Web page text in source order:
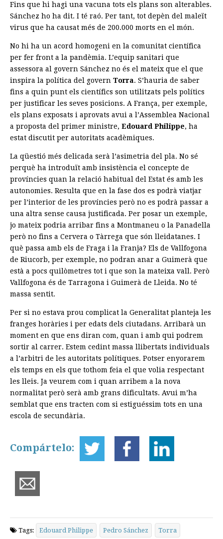
Fins que hi hagi una vacuna tots els plans son alterables.
Sánchez ho ha dit. I té raó. Per tant, tot depèn del maleït
virus que ha causat més de 200.000 morts en el món.
No hi ha un acord homogeni en la comunitat científica
per fer front a la pandèmia. L’equip sanitari que
assessora al govern Sánchez no és el mateix que el que
inspira la política del govern Torra. S’hauria de saber
fins a quin punt els científics son utilitzats pels polítics
per justificar les seves posicions. A França, per exemple,
els plans exposats i aprovats avui a l’Assemblea Nacional
a proposta del primer ministre, Edouard Philippe, ha
estat discutit per autoritats acadèmiques.
La qüestió més delicada serà l’asimetria del pla. No sé
perquè ha introduït amb insistència el concepte de
províncies quan la relació habitual del Estat és amb les
autonomies. Resulta que en la fase dos es podrà viatjar
per l’interior de les províncies però no es podrà passar a
una altra sense causa justificada. Per posar un exemple,
jo mateix podria arribar fins a Montmaneu o la Panadella
però no fins a Cervera o Tàrrega que són lleidatanes. I
què passa amb els de Fraga i la Franja? Els de Vallfogona
de Riucorb, per exemple, no podran anar a Guimerà que
està a pocs quilòmetres tot i que son la mateixa vall. Però
Vallfogona és de Tarragona i Guimerà de Lleida. No té
massa sentit.
Per si no estava prou complicat la Generalitat planteja les
franges horàries i per edats dels ciutadans. Arribarà un
moment en que ens diran com, quan i amb qui podrem
sortir al carrer. Estem cedint massa llibertats individuals
a l’arbitri de les autoritats polítiques. Potser enyorarem
els temps en els que tothom feia el que volia respectant
les lleis. Ja veurem com i quan arribem a la nova
normalitat però serà amb grans dificultats. Avui m’ha
semblat que ens tracten com si estiguéssim tots en una
escola de secundària.
Compártelo:
Tags: Edouard Philippe Pedro Sánchez Torra